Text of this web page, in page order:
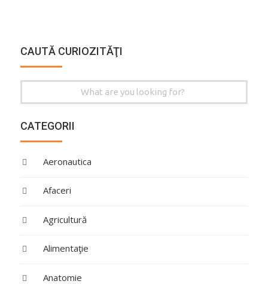
CAUTĂ CURIOZITĂŢI
for:
CATEGORII
Aeronautica
Afaceri
Agricultură
Alimentaţie
Anatomie